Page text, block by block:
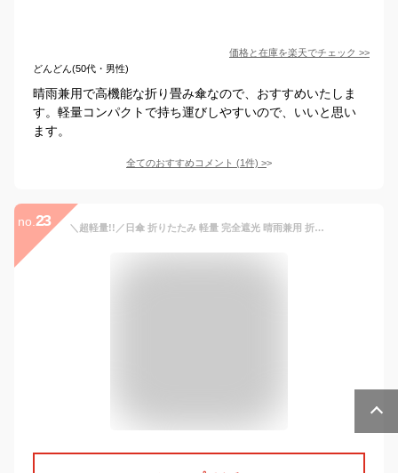
価格と在庫を楽天でチェック >>
どんどん(50代・男性)
晴雨兼用で高機能な折り畳み傘なので、おすすめいたしま
す。軽量コンパクトで持ち運びしやすいので、いいと思い
ます。
全てのおすすめコメント (1件) >
no. 23 ＼超軽量!!／日傘 折りたたみ 軽量 完全遮光 晴雨兼用 折りたたみ傘 超軽量 レディース 日傘 折り畳み傘 遮光 コンパクト 傘 UV日傘 女性 丈夫 おしゃれ かわいい 折りたたみ日傘 雨 遮熱 小さい アットライズ